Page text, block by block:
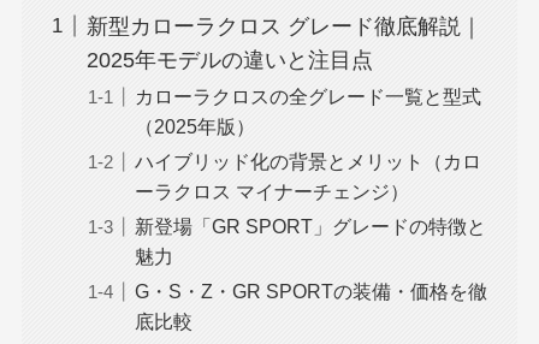
新型カローラクロス グレード徹底解説｜
2025年モデルの違いと注目点
カローラクロスの全グレード一覧と型式
（2025年版）
ハイブリッド化の背景とメリット（カロ
ーラクロス マイナーチェンジ）
新登場「GR SPORT」グレードの特徴と
魅力
G・S・Z・GR SPORTの装備・価格を徹
底比較